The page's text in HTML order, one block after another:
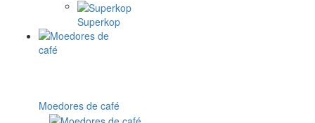
Superkop
Moedores de café